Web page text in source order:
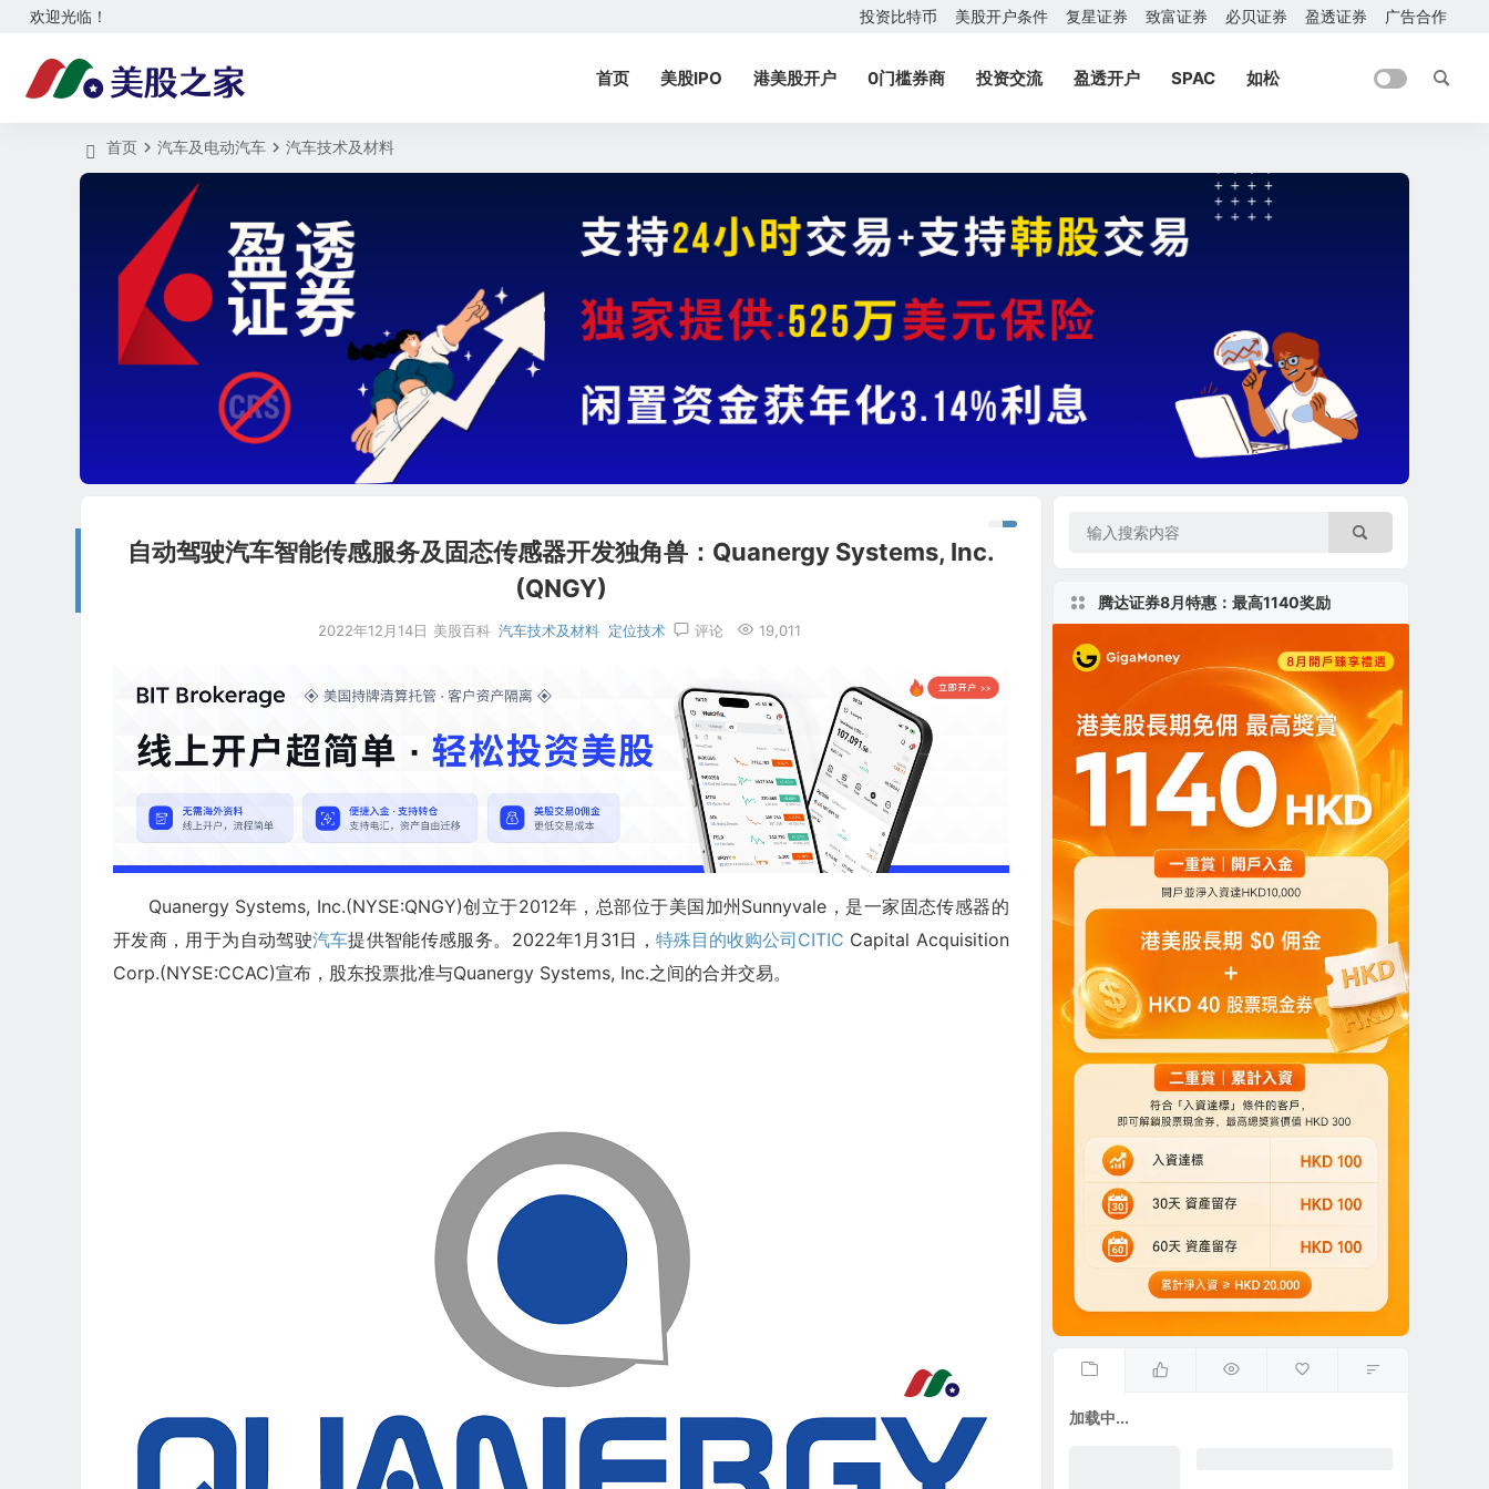
欢迎光临！ 投资比特币 美股开户条件 复星证券 致富证券 必贝证券 盈透证券 广告合作
首页 美股IPO 港美股开户 0门槛券商 投资交流 盈透开户 SPAC 如松
首页 汽车及电动汽车 汽车技术及材料
自动驾驶汽车智能传感服务及固态传感器开发独角兽：Quanergy Systems, Inc.
(QNGY)
2022年12月14日 美股百科 汽车技术及材料 定位技术 评论 19,011
Quanergy Systems, Inc.(NYSE:QNGY)创立于2012年，总部位于美国加州Sunnyvale，是一家固态传感器的
开发商，用于为自动驾驶汽车提供智能传感服务。2022年1月31日，特殊目的收购公司CITIC Capital Acquisition
Corp.(NYSE:CCAC)宣布，股东投票批准与Quanergy Systems, Inc.之间的合并交易。
腾达证券8月特惠：最高1140奖励
加载中...